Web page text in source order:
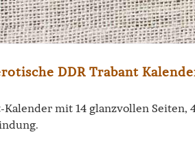
DDR Trabant
mit 14 glanzvollen Seiten,